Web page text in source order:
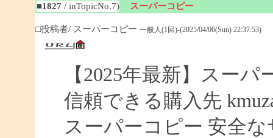
■1827 / inTopicNo.7) スーパーコピー
□投稿者/ スーパーコピー 一般人(1回)-(2025/04/06(Sun) 22:37:53)
【2025年最新】スー
信頼できる購入先
スーパーコピー 安全